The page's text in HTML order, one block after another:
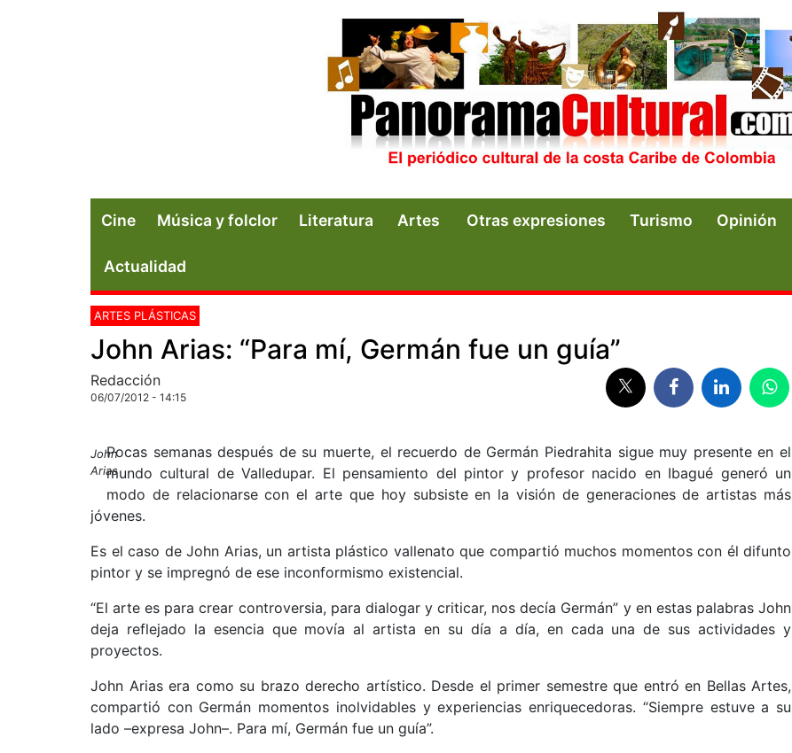
Cine Música y folclor Literatura Artes Otras expresiones Turismo Opinión
Actualidad
ARTES PLÁSTICAS
John Arias: “Para mí, Germán fue un guía”
Redacción
06/07/2012 - 14:15
John
Arias
Pocas semanas después de su muerte, el recuerdo de Germán Piedrahita sigue muy presente en el
mundo cultural de Valledupar. El pensamiento del pintor y profesor nacido en Ibagué generó un
modo de relacionarse con el arte que hoy subsiste en la visión de generaciones de artistas más
jóvenes.
Es el caso de John Arias, un artista plástico vallenato que compartió muchos momentos con él difunto
pintor y se impregnó de ese inconformismo existencial.
“El arte es para crear controversia, para dialogar y criticar, nos decía Germán” y en estas palabras John
deja reflejado la esencia que movía al artista en su día a día, en cada una de sus actividades y
proyectos.
John Arias era como su brazo derecho artístico. Desde el primer semestre que entró en Bellas Artes,
compartió con Germán momentos inolvidables y experiencias enriquecedoras. “Siempre estuve a su
lado –expresa John–. Para mí, Germán fue un guía”.